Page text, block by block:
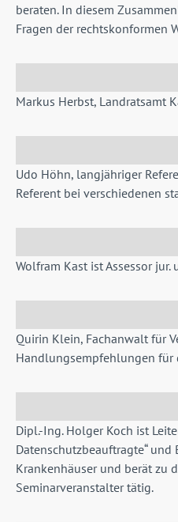
beraten. In diesem
Fragen der rechtskonformen
Markus Herbst, Landratsamt
Udo Höhn, langjähriger
Referent bei verschiedenen
Wolfram Kast ist Assessor
Quirin Klein, Fachanwalt für
Handlungsempfehlungen für
Dipl.-Ing. Holger Koch ist
Datenschutzbeauftragte“
Krankenhäuser und berät zu
Seminarveranstalter tätig.